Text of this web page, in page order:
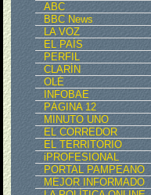
ABC
BBC News
LA VOZ
EL PAÍS
PERFIL
CLARÍN
OLÉ
INFOBAE
PÁGINA 12
MINUTO UNO
EL CORREDOR
EL TERRITORIO
iPROFESIONAL
PORTAL PAMPEANO
MEJOR INFORMADO